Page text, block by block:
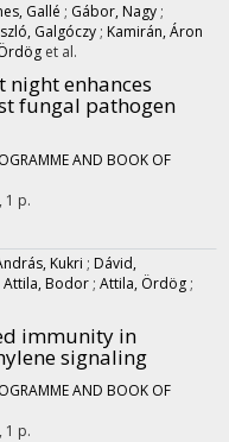
Gallé ; Gábor, Nagy ;
Galgóczy ; Kamirán, Áron
et al.
enhances
fungal pathogen
AND BOOK OF
1 p.
Kukri ; Dávid,
Attila, Bodor ; Attila, Ördög ;
immunity in
signaling
AND BOOK OF
1 p.